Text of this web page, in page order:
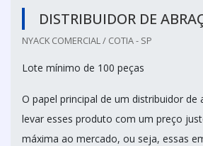
DISTRIBUIDOR DE
NYACK COMERCIAL / COTIA - SP
Lote mínimo de 100 peças
O papel principal de um distribuidor de
levar esses produto com um preço
máxima ao mercado, ou seja, essas